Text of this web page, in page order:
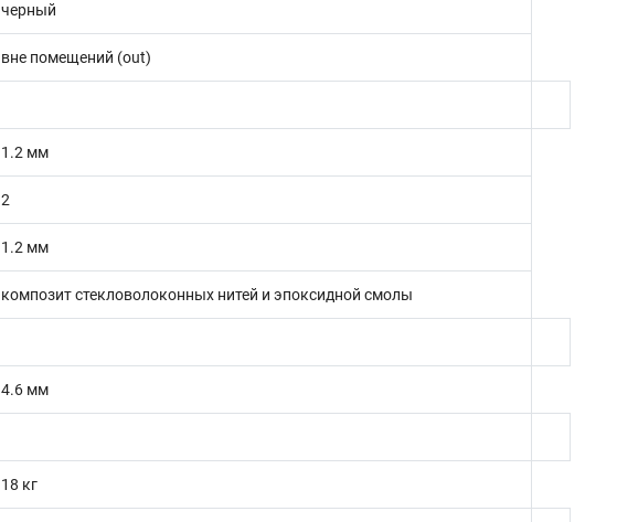
черный
вне помещений (out)
1.2 мм
2
1.2 мм
композит стекловолоконных нитей и эпоксидной смолы
4.6 мм
18 кг